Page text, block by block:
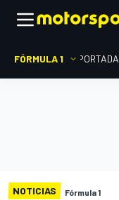
FÓRMULA 1 PORTADA
NOTICIAS Fórmula 1